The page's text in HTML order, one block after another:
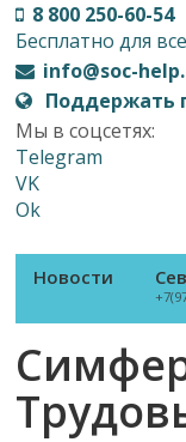
8 800 250-60-54
Бесплатно для
info@soc-
Поддержать
Мы в соцсетях:
Telegram
VK
Ok
Новости